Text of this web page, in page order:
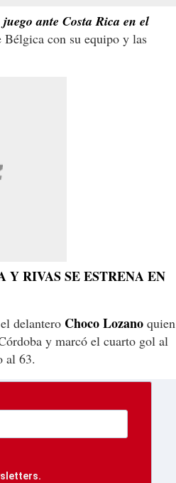
ante Costa Rica en el
con su equipo y las
Y RIVAS SE ESTRENA EN
delantero Choco Lozano quien
y marcó el cuarto gol al
al 63.